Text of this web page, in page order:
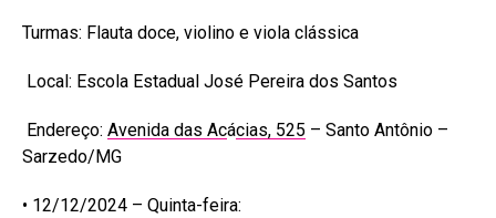
Turmas: Flauta doce, violino e viola clássica
Local: Escola Estadual José Pereira dos Santos
Endereço: Avenida das Acácias, 525 – Santo Antônio –
Sarzedo/MG
• 12/12/2024 – Quinta-feira: